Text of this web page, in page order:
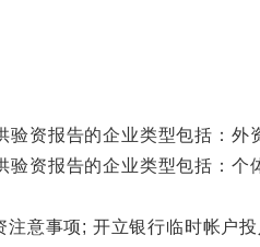
报告的企业类型包括：外资
报告的企业类型包括：个
事项; 开立银行临时帐户投